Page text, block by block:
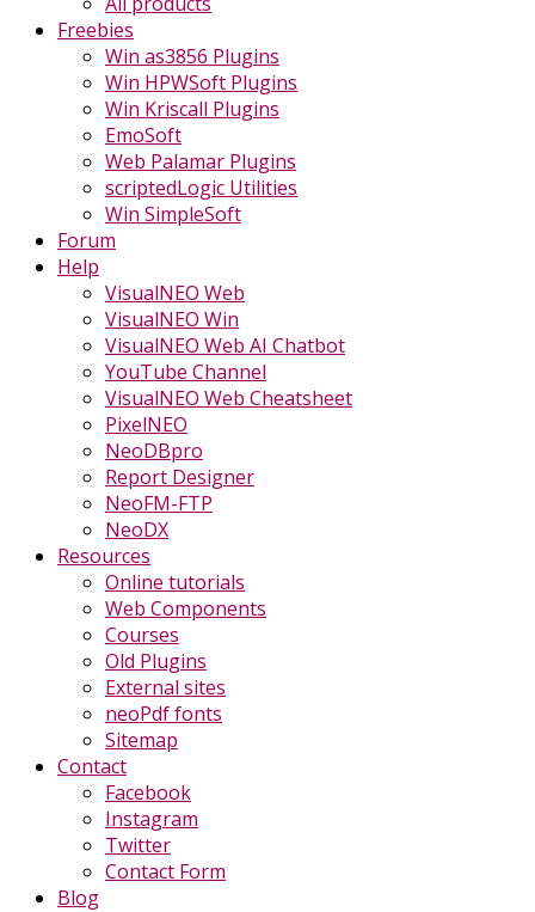
Freebies
Win as3856 Plugins
Win HPWSoft Plugins
Win Kriscall Plugins
EmoSoft
Web Palamar Plugins
scriptedLogic Utilities
Win SimpleSoft
Forum
Help
VisualNEO Web
VisualNEO Win
VisualNEO Web AI Chatbot
YouTube Channel
VisualNEO Web Cheatsheet
PixelNEO
NeoDBpro
Report Designer
NeoFM-FTP
NeoDX
Resources
Online tutorials
Web Components
Courses
Old Plugins
External sites
neoPdf fonts
Sitemap
Contact
Facebook
Instagram
Twitter
Contact Form
Blog